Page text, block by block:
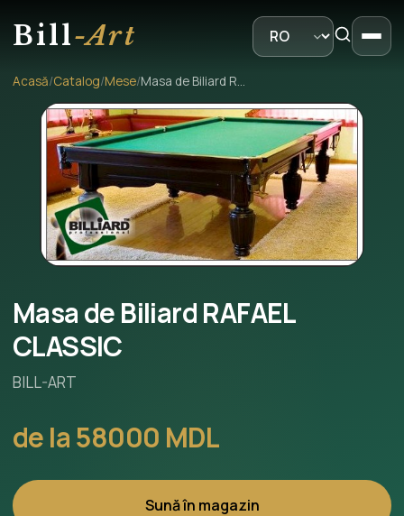
Bill-Art
Acasă/Catalog/Mese/ Masa de Biliard RAFAEL CLASSIC
Masa de Biliard RAFAEL
CLASSIC
BILL-ART
de la 58000 MDL
Sună în magazin